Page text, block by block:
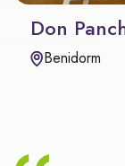
Don
Benidorm